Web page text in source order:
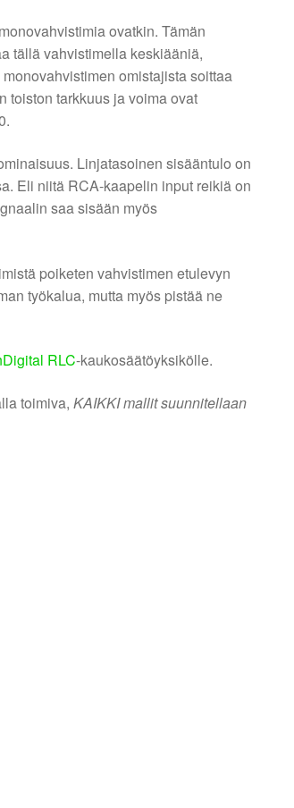
ovatkin. Tämän
tällä vahvistimella keskiääniä,
omistajista soittaa
toiston tarkkuus ja voima ovat
Linjatasoinen sisääntulo on
Eli niitä RCA-kaapelin input reikiä on
saa sisään myös
poiketen vahvistimen etulevyn
työkalua, mutta myös pistää ne
RLC-kaukosäätöyksikölle.
toimiva,KAIKKI mallit suunnitellaan